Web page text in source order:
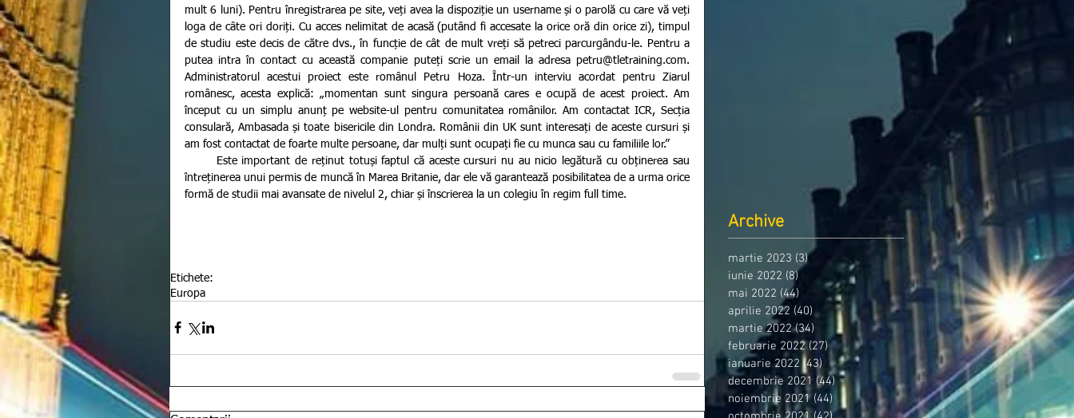
mult 6 luni). Pentru înregistrarea pe site, veți avea la dispoziție un username și o parolă cu care vă veți
loga de câte ori doriți. Cu acces nelimitat de acasă (putând fi accesate la orice oră din orice zi), timpul
de studiu este decis de către dvs., în funcție de cât de mult vreți să petreci parcurgându-le. Pentru a
putea intra în contact cu această companie puteți scrie un email la adresa petru@tletraining.com.
Administratorul acestui proiect este românul Petru Hoza. Într-un interviu acordat pentru Ziarul
românesc, acesta explică: „momentan sunt singura persoană cares e ocupă de acest proiect. Am
început cu un simplu anunț pe website-ul pentru comunitatea românilor. Am contactat ICR, Secția
consulară, Ambasada și toate bisericile din Londra. Românii din UK sunt interesați de aceste cursuri și
am fost contactat de foarte multe persoane, dar mulți sunt ocupați fie cu munca sau cu familiile lor.”
întreținerea unui permis de muncă în Marea Britanie, dar ele vă garantează posibilitatea de a urma orice
formă de studii mai avansate de nivelul 2, chiar și înscrierea la un colegiu în regim full time.
Etichete:
Europa
Archive
martie 2023 (3)3 postări
iunie 2022 (8)8 postări
mai 2022 (44) 44 postări
aprilie 2022 (40)40 postări
martie 2022 (34) 34 postări
februarie 2022 (27)27 postări
ianuarie 2022 (43) 43 postări
decembrie 2021 (44)44 postări
noiembrie 2021 (44) 44 postări